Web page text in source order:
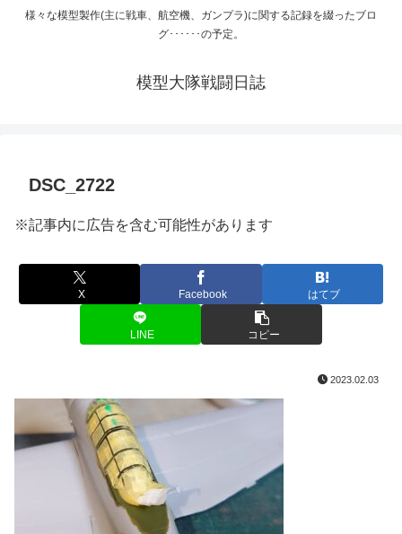
様々な模型製作(主に戦車、航空機、ガンプラ)に関する記録を綴ったブロ
グ･･････の予定。
模型大隊戦闘日誌
DSC_2722
※記事内に広告を含む可能性があります
X Facebook はてブ
LINE コピー
2023.02.03